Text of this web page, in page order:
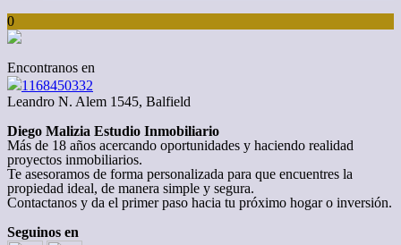
0
Encontranos en
1168450332
Leandro N. Alem 1545, Balfield
Diego Malizia Estudio Inmobiliario
Más de 18 años acercando oportunidades y haciendo realidad
proyectos inmobiliarios.
Te asesoramos de forma personalizada para que encuentres la
propiedad ideal, de manera simple y segura.
Contactanos y da el primer paso hacia tu próximo hogar o inversión.
Seguinos en